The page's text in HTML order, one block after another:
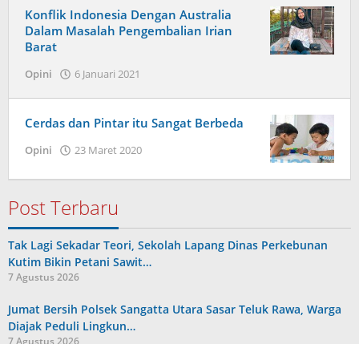
Konflik Indonesia Dengan Australia
Dalam Masalah Pengembalian Irian
Barat
Opini 6 Januari 2021
Cerdas dan Pintar itu Sangat Berbeda
Opini 23 Maret 2020
Post Terbaru
Tak Lagi Sekadar Teori, Sekolah Lapang Dinas Perkebunan
Kutim Bikin Petani Sawit…
7 Agustus 2026
Jumat Bersih Polsek Sangatta Utara Sasar Teluk Rawa, Warga
Diajak Peduli Lingkun…
7 Agustus 2026